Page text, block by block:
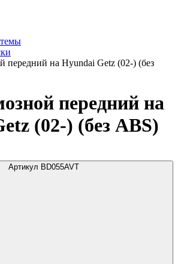
передний на Hyundai Getz (02-) (без
передний на
(02-) (без ABS)
Артикул BD055AVT